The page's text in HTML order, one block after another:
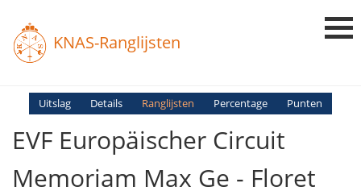
KNAS-Ranglijsten
Login
Ranglijsten
Uitslagen
Uitslag Details Ranglijsten Percentage Punten
EVF Europäischer Circuit
Memoriam Max Ge - Floret